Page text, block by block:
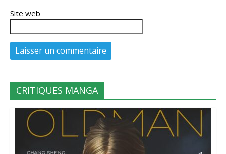
Site web
CRITIQUES MANGA